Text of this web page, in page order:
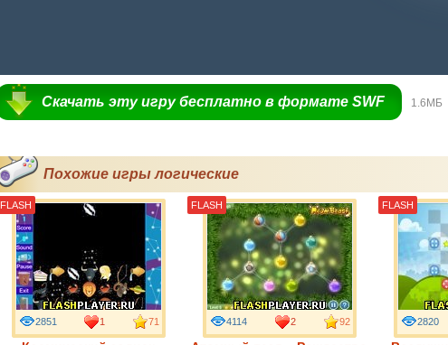
Скачать эту игру бесплатно в формате SWF 1.6МБ
Похожие игры логические
2851 1 71
FLASH
4114 2 92
FLASH
2820
FLASH